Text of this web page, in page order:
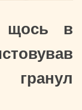
щось в